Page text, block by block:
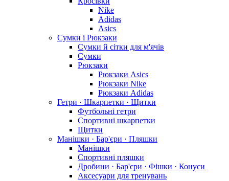
Nike
Adidas
Asics
Сумки і Рюкзаки
Сумки й сітки для м'ячів
Сумки
Рюкзаки
Рюкзаки Asics
Рюкзаки Nike
Рюкзаки Adidas
Гетри · Шкарпетки · Щитки
Футбольні гетри
Спортивні шкарпетки
Щитки
Манішки · Бар'єри · Пляшки
Манішки
Спортивні пляшки
Дробини · Бар'єри · Фішки · Конуси
Аксесуари для тренувань